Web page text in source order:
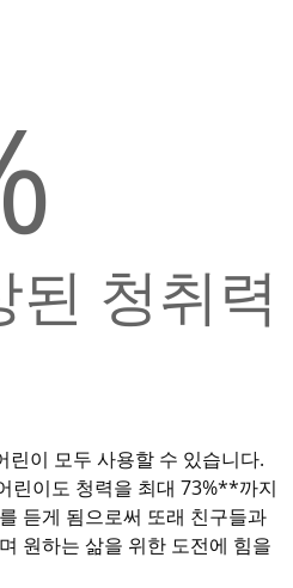
청취력
린이 모두 사용할 수 있습니다.
린이도 청력을 최대 73%**까지
듣게 됨으로써 또래 친구들과
원하는 삶을 위한 도전에 힘을